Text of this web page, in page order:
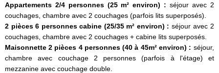
Appartements 2/4 personnes (25 m² environ) : séjour avec 2
couchages, chambre avec 2 couchages (parfois lits superposés).
2 pièces 6 personnes cabine (25/35 m² environ) : séjour avec 2
couchages, chambre avec 2 couchages + cabine lits superposés.
Maisonnette 2 pièces 4 personnes (40 à 45m² environ) : séjour,
chambre avec couchage 2 personnes (parfois à l'étage) et
mezzanine avec couchage double.